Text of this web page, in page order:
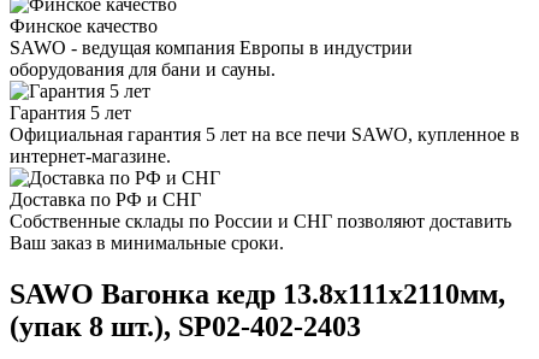
Финское качество
SAWO - ведущая компания Европы в индустрии
оборудования для бани и сауны.
Гарантия 5 лет
Официальная гарантия 5 лет на все печи SAWO, купленное в
интернет-магазине.
Доставка по РФ и СНГ
Собственные склады по России и СНГ позволяют доставить
Ваш заказ в минимальные сроки.
SAWO Вагонка кедр 13.8x111x2110мм,
(упак 8 шт.), SP02-402-2403